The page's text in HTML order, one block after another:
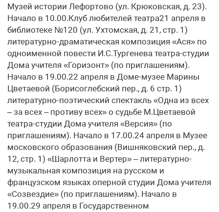
Музей истории Лефортово (ул. Крюковская, д. 23).
Начало в 10.00.Клуб любителей театра21 апреля в
библиотеке №120 (ул. Ухтомская, д. 21, стр. 1)
литературно-драматическая композиция «Ася» по
одноименной повести И.С.Тургенева театра-студии
Дома учителя «Горизонт» (по приглашениям).
Начало в 19.00.22 апреля в Доме-музее Марины
Цветаевой (Борисоглебский пер., д. 6 стр. 1)
литературно-поэтический спектакль «Одна из всех
– за всех – противу всех» о судьбе М.Цветаевой
театра-студии Дома учителя «Версия» (по
приглашениям). Начало в 17.00.24 апреля в Музее
московского образования (Вишняковский пер., д.
12, стр. 1) «Шарлотта и Вертер» – литературно-
музыкальная композиция на русском и
французском языках оперной студии Дома учителя
«Созвездие» (по приглашениям). Начало в
19.00.29 апреля в Государственном